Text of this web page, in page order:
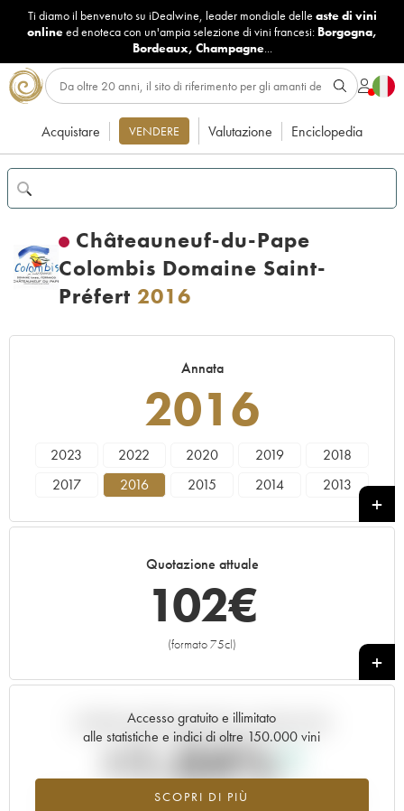
Ti diamo il benvenuto su iDealwine, leader mondiale delle aste di vini
onlineed enoteca con un'ampia selezione di vini francesi: Borgogna,
Bordeaux, Champagne...
Acquistare VENDERE Valutazione Enciclopedia
Châteauneuf-du-Pape
Colombis Domaine Saint-
Préfert 2016
Annata
2016
2023 2022 2020 2019
2018
2017
2016 2015 2014
2013
Quotazione attuale
102€
(formato 75cl)
+
Accesso gratuito e illimitato
alle statistiche e indici di oltre 150.000 vini
SCOPRI DI PIÙ
Andamento della quotazione in tempo reale
+1.04%
Valore in aumento per l'annata 2016 nel 2026 rispetto al 2025